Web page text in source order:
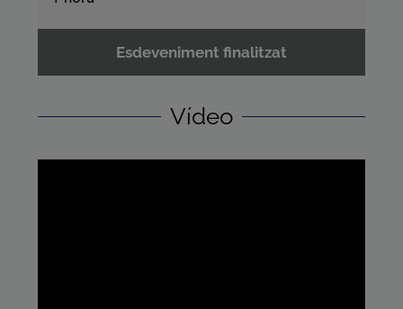
Esdeveniment finalitzat
Vídeo